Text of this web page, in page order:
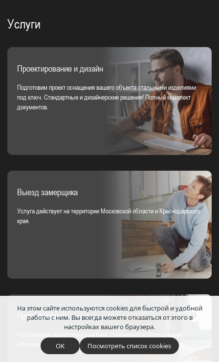
Услуги
Проектирование и дизайн
Подготовим проект оснащения вашего объекта стальными изделиями
под ключ. Стандартные и дизайнерские решения! Полный комплект
документов.
Выезд замерщика
Услуга действует на территории Московской области и Краснодарского
края.
Производство
Обслуживающий персонал высокого профессионального уровня.
На этом сайте используются cookies для быстрой и удобной
работы с ним. Вы всегда можете отказаться от этого в
настройках вашего браузера.
OK Посмотреть список cookies